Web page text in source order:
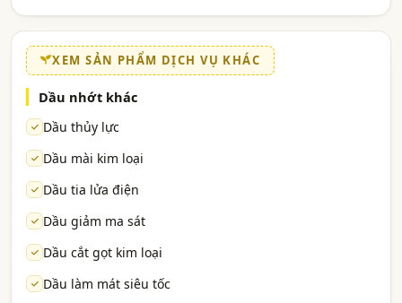
XEM SẢN PHẨM DỊCH VỤ KHÁC
Dầu nhớt khác
Dầu thủy lực
Dầu mài kim loại
Dầu tia lửa điện
Dầu giảm ma sát
Dầu cắt gọt kim loại
Dầu làm mát siêu tốc